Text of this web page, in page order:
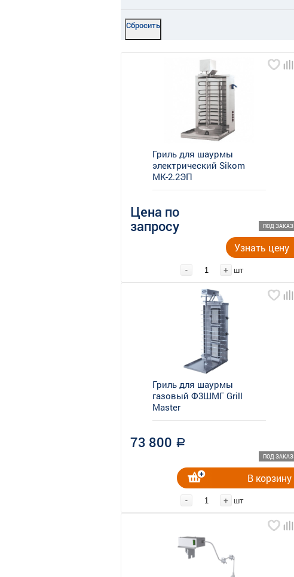
Гриль для шаурмы
электрический Sikom
МК-2.2ЭП
Цена по
запросу
ПОД ЗАКАЗ
Узнать цену
- + шт
Гриль для шаурмы
газовый Ф3ШМГ Grill
Master
73 800 a
ПОД ЗАКАЗ
В корзину
- + шт